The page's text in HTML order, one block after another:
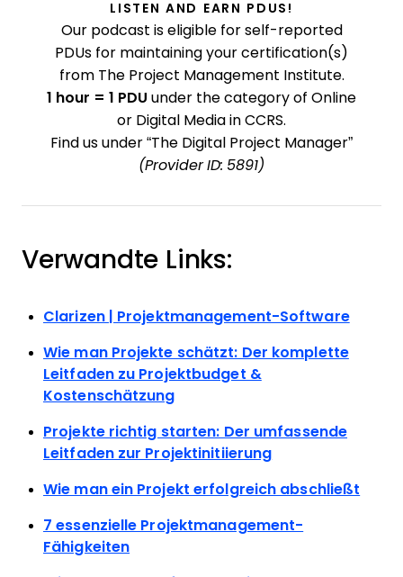
LISTEN AND EARN PDUS!
Our podcast is eligible for self-reported
PDUs for maintaining your certification(s)
from The Project Management Institute.
1 hour = 1 PDU under the category of Online
or Digital Media in CCRS.
Find us under “The Digital Project Manager”
(Provider ID: 5891)
Verwandte Links:
Clarizen | Projektmanagement-Software
Wie man Projekte schätzt: Der komplette
Leitfaden zu Projektbudget &
Kostenschätzung
Projekte richtig starten: Der umfassende
Leitfaden zur Projektinitiierung
Wie man ein Projekt erfolgreich abschließt
7 essenzielle Projektmanagement-
Fähigkeiten